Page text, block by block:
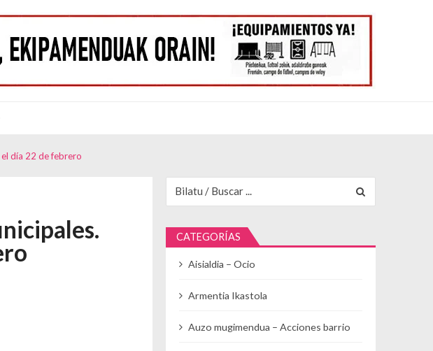
día 22 de febrero
CATEGORÍAS
Aisialdia – Ocio
Armentia Ikastola
Auzo mugimendua – Acciones barrio